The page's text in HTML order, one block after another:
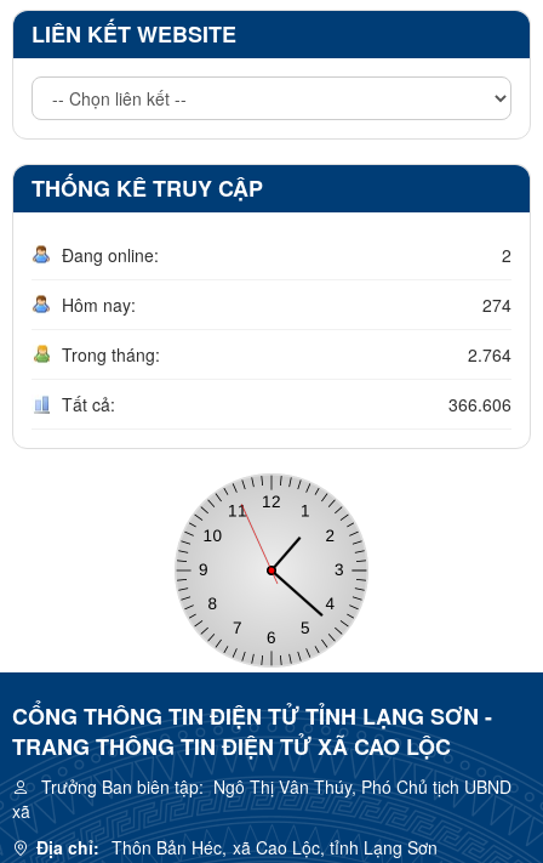
LIÊN KẾT WEBSITE
THỐNG KÊ TRUY CẬP
Đang online: 2
Hôm nay: 274
Trong tháng: 2.764
Tất cả: 366.606
CỔNG THÔNG TIN ĐIỆN TỬ TỈNH LẠNG SƠN -
TRANG THÔNG TIN ĐIỆN TỬ XÃ CAO LỘC
Trưởng Ban biên tập:Ngô Thị Vân Thúy, Phó Chủ tịch UBND
xã
Địa chỉ: Thôn Bản Héc, xã Cao Lộc, tỉnh Lạng Sơn